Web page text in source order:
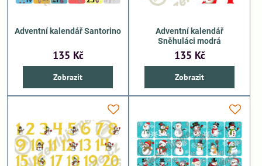
Adventní kalendář Santorino
135 Kč
Zobrazit
Adventní kalendář
Sněhuláci modrá
135 Kč
Zobrazit